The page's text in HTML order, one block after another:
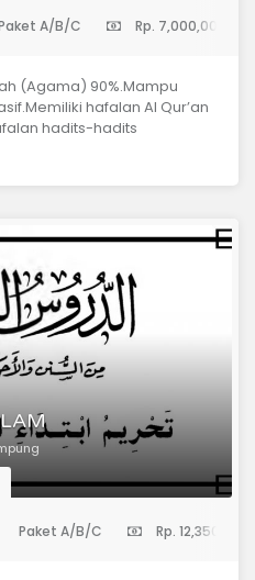
A/B/C Rp. 7,000,000
(Agama) 90%.Mampu
hafalan Al Qur’an
hadits-hadits
santri berlandaskan
maupun
(SKB) dan Ijazah
Pondok Pesantren mudah
Metro.
Paket A/B/C Rp. 12,350,000